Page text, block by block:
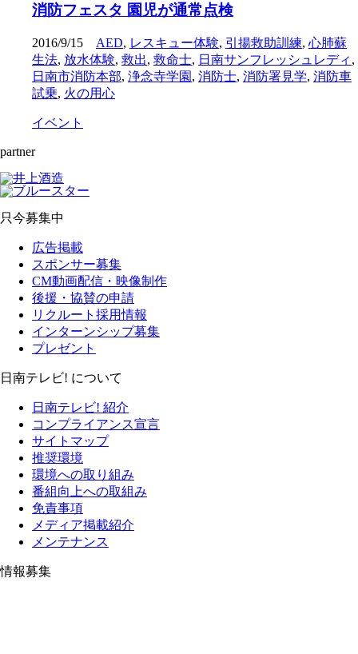
消防フェスタ 園児が通常点検
2016/9/15 AED, レスキュー体験, 引揚救助訓練, 心肺蘇
生法, 放水体験, 救出, 救命士, 日南サンフレッシュレディ ,
日南市消防本部, 浄念寺学園 , 消防士, 消防署見学, 消防車
試乗, 火の用心
イベント
partner
只今募集中
広告掲載
スポンサー募集
CM動画配信・映像制作
後援・協賛の申請
リクルート採用情報
インターンシップ募集
プレゼント
日南テレビ! について
日南テレビ! 紹介
コンプライアンス宣言
サイトマップ
推奨環境
環境への取り組み
番組向上への取組み
免責事項
メディア掲載紹介
メンテナンス
情報募集